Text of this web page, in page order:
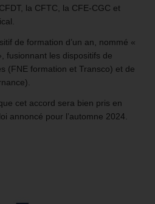
la CFTC, la CFE-CGC et
de formation d’un an, nommé «
fusionnant les dispositifs de
(FNE formation et Transco) et de
cet accord sera bien pris en
annoncé pour l’automne 2024.